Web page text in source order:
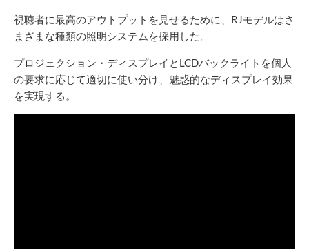
視聴者に最高のアウトプットを見せるために、RJモデルはさ
まざまな種類の照明システムを採用した。
プロジェクション・ディスプレイとLCDバックライトを個人
の要求に応じて適切に使い分け、魅惑的なディスプレイ効果
を実現する。